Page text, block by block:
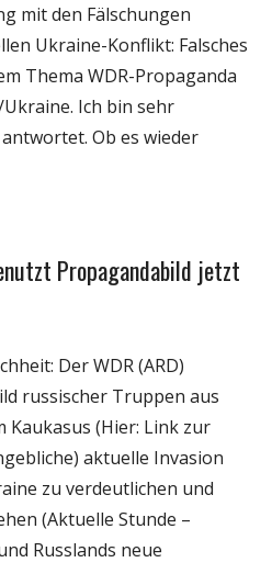
mit den Fälschungen
Ukraine-Konflikt: Falsches
Thema WDR-Propaganda
Ich bin sehr
Ob es wieder
Propagandabild jetzt
Der WDR (ARD)
russischer Truppen aus
Kaukasus (Hier: Link zur
aktuelle Invasion
zu verdeutlichen und
(Aktuelle Stunde –
Russlands neue